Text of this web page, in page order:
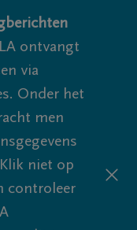
ontvangt
via
Onder het
men
niet op
controleer